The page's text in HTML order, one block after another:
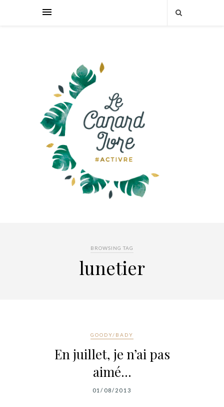
BROWSING TAG
lunetier
GOODY/BADY
En juillet, je n’ai pas
aimé…
01/08/2013